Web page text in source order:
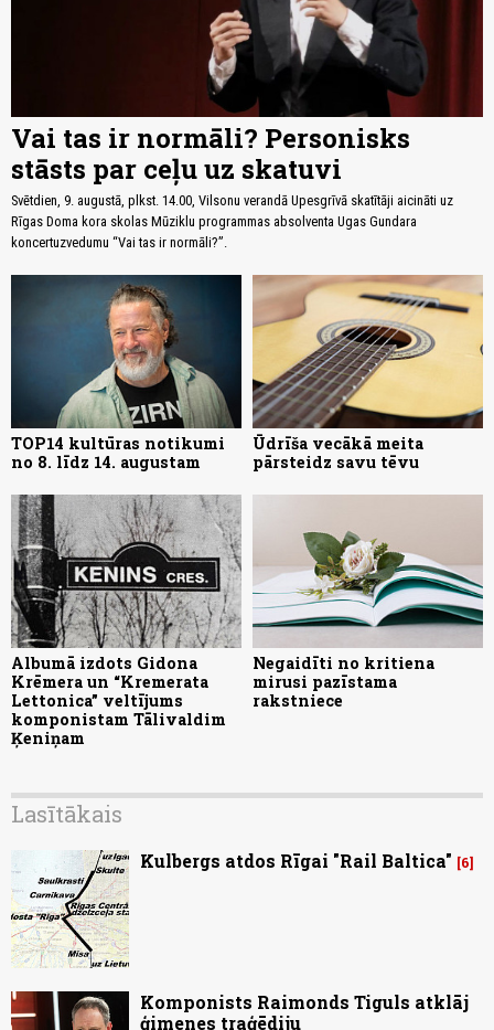
Vai tas ir normāli? Personisks
stāsts par ceļu uz skatuvi
Svētdien, 9. augustā, plkst. 14.00, Vilsonu verandā Upesgrīvā skatītāji aicināti uz
Rīgas Doma kora skolas Mūziklu programmas absolventa Ugas Gundara
koncertuzvedumu “Vai tas ir normāli?”.
TOP14 kultūras notikumi
no 8. līdz 14. augustam
Ūdrīša vecākā meita
pārsteidz savu tēvu
Albumā izdots Gidona
Krēmera un “Kremerata
Lettonica” veltījums
komponistam Tālivaldim
Ķeniņam
Negaidīti no kritiena
mirusi pazīstama
rakstniece
Lasītākais
Kulbergs atdos Rīgai "Rail Baltica" 6
Komponists Raimonds Tiguls atklāj
ģimenes traģēdiju